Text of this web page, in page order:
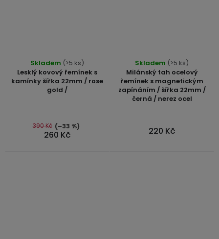
Lesklý kovový řemínek s
kamínky šířka 22mm / rose
gold /
Skladem (>5 ks)
260 Kč
390 Kč (–33 %)
Milánský tah ocelový
řemínek s magnetickým
zapínáním / šířka 22mm /
černá / nerez ocel
Skladem (>5 ks)
220 Kč